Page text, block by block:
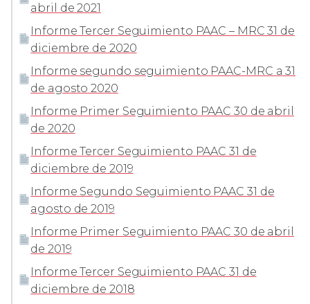
abril de 2021
Informe Tercer Seguimiento PAAC – MRC 31 de
diciembre de 2020
Informe segundo seguimiento PAAC-MRC a 31
de agosto 2020
Informe Primer Seguimiento PAAC 30 de abril
de 2020
Informe Tercer Seguimiento PAAC 31 de
diciembre de 2019
Informe Segundo Seguimiento PAAC 31 de
agosto de 2019
Informe Primer Seguimiento PAAC 30 de abril
de 2019
Informe Tercer Seguimiento PAAC 31 de
diciembre de 2018